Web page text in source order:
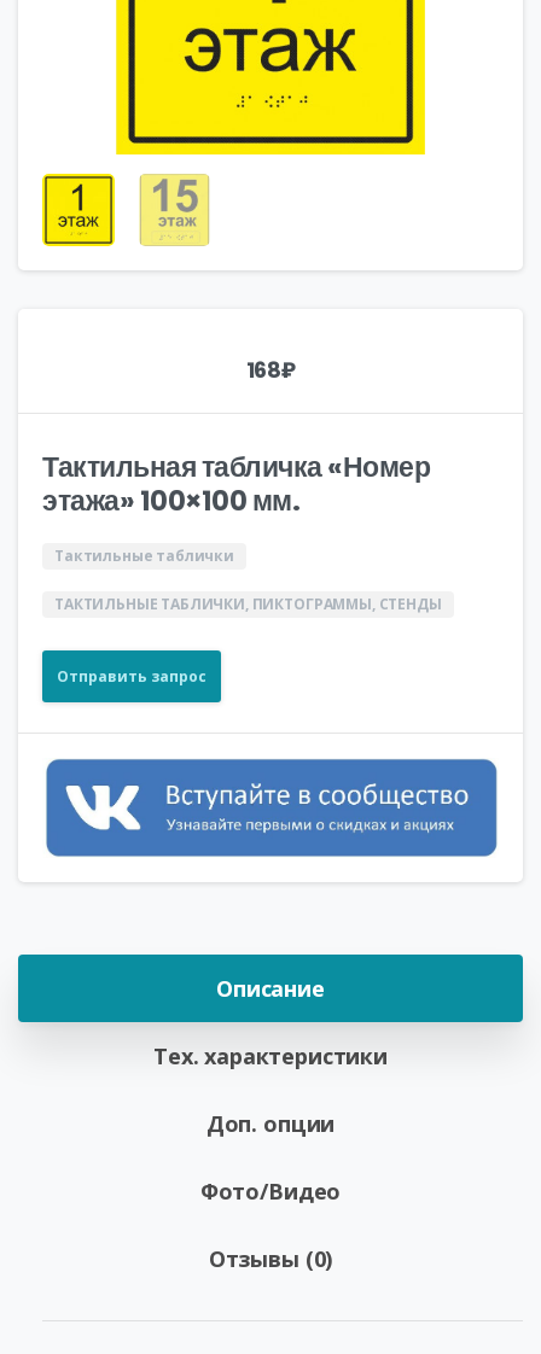
168₽
Тактильная табличка «Номер
этажа» 100×100 мм.
Тактильные таблички
ТАКТИЛЬНЫЕ ТАБЛИЧКИ, ПИКТОГРАММЫ, СТЕНДЫ
Отправить запрос
Описание
Тех. характеристики
Доп. опции
Фото/Видео
Отзывы (0)